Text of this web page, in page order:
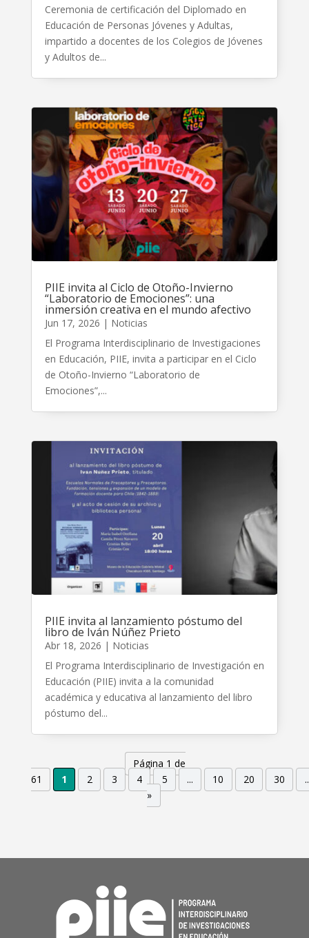
Ceremonia de certificación del Diplomado en
Educación de Personas Jóvenes y Adultas,
impartido a docentes de los Colegios de Jóvenes
y Adultos de...
PIIE invita al Ciclo de Otoño-Invierno
“Laboratorio de Emociones”: una
inmersión creativa en el mundo afectivo
Jun 17, 2026 | Noticias
El Programa Interdisciplinario de Investigaciones
en Educación, PIIE, invita a participar en el Ciclo
de Otoño-Invierno “Laboratorio de
Emociones”,...
PIIE invita al lanzamiento póstumo del
libro de Iván Núñez Prieto
Abr 18, 2026 | Noticias
El Programa Interdisciplinario de Investigación en
Educación (PIIE) invita a la comunidad
académica y educativa al lanzamiento del libro
póstumo del...
Página 1 de
61
1 2 3 4 5 ... 10 20 30
»